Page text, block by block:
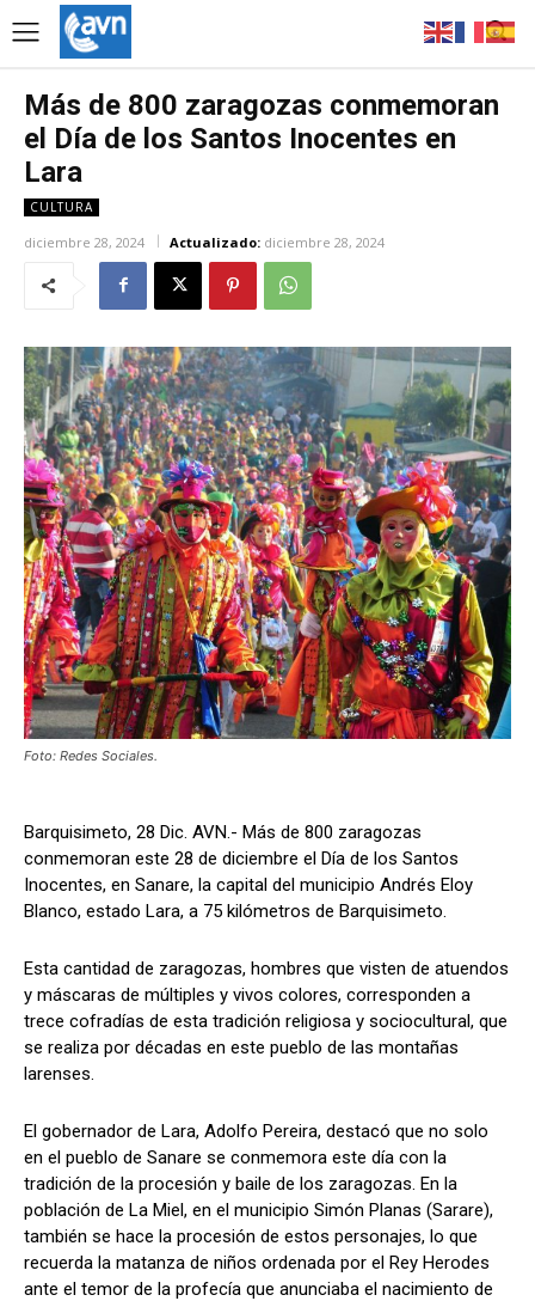
Más de 800 zaragozas conmemoran
el Día de los Santos Inocentes en
Lara
CULTURA
diciembre 28, 2024 Actualizado: diciembre 28, 2024
Foto: Redes Sociales.
Barquisimeto, 28 Dic. AVN.- Más de 800 zaragozas
conmemoran este 28 de diciembre el Día de los Santos
Inocentes, en Sanare, la capital del municipio Andrés Eloy
Blanco, estado Lara, a 75 kilómetros de Barquisimeto.
Esta cantidad de zaragozas, hombres que visten de atuendos
y máscaras de múltiples y vivos colores, corresponden a
trece cofradías de esta tradición religiosa y sociocultural, que
se realiza por décadas en este pueblo de las montañas
larenses.
El gobernador de Lara, Adolfo Pereira, destacó que no solo
en el pueblo de Sanare se conmemora este día con la
tradición de la procesión y baile de los zaragozas. En la
población de La Miel, en el municipio Simón Planas (Sarare),
también se hace la procesión de estos personajes, lo que
recuerda la matanza de niños ordenada por el Rey Herodes
ante el temor de la profecía que anunciaba el nacimiento de